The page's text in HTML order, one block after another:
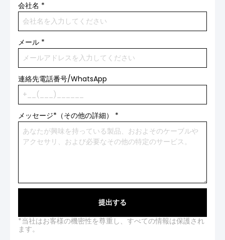
会社名 *
メール *
連絡先電話番号/WhatsApp
メッセージ*（その他の詳細） *
提出する
*当社はお客様の機密性を尊重し、すべての情報は保護され
ます。